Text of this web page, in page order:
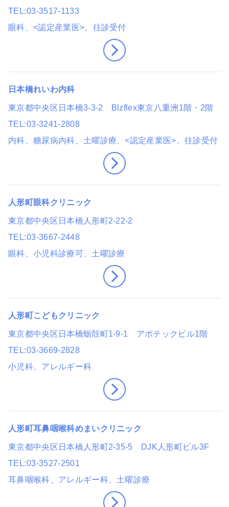
TEL 03-3517-1133
眼科 、<認定産業医> 、往診受付
日本橋れいわ内科
東京都中央区日本橋3-3-2 Blzflex東京八重洲1階・2階
TEL 03-3241-2808
内科、糖尿病内科 、土曜診療 、<認定産業医> 、往診受付
人形町眼科クリニック
東京都中央区日本橋人形町2-22-2
TEL 03-3667-2448
眼科 、小児科診療可、土曜診療
人形町こどもクリニック
東京都中央区日本橋蛎殻町1-9-1 アポテックビル1階
TEL 03-3669-2828
小児科、アレルギー科
人形町耳鼻咽喉科めまいクリニック
東京都中央区日本橋人形町2-35-5 DJK人形町ビル3F
TEL 03-3527-2501
耳鼻咽喉科、アレルギー科、土曜診療